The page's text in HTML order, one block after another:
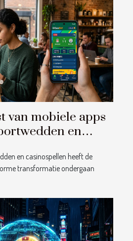
van mobiele apps
en
en casinospellen heeft de
transformatie ondergaan